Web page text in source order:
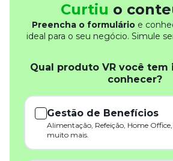
Curtiu o
Preencha o formulárioe
ideal para o seu negócio. Simule
Qual produto VR você tem
conhecer?
Gestão de Benefícios
Alimentação, Refeição, Home
muito mais.